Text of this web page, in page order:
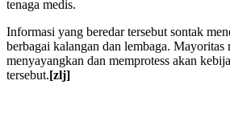
tenaga medis.
Informasi yang beredar tersebut sontak
berbagai kalangan dan lembaga. Mayoritas
menyayangkan dan memprotess akan
tersebut. [zlj]